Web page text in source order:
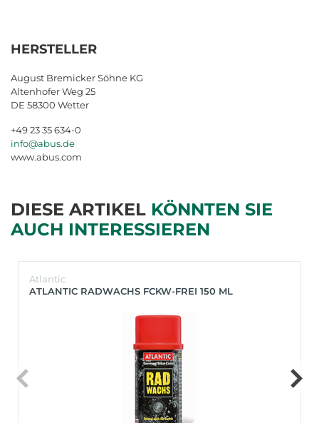
HERSTELLER
August Bremicker Söhne KG
Altenhofer Weg 25
DE 58300 Wetter
+49 23 35 634-0
info@abus.de
www.abus.com
DIESE ARTIKEL KÖNNTEN SIE
AUCH INTERESSIEREN
Atlantic
ATLANTIC RADWACHS FCKW-FREI 150 ML